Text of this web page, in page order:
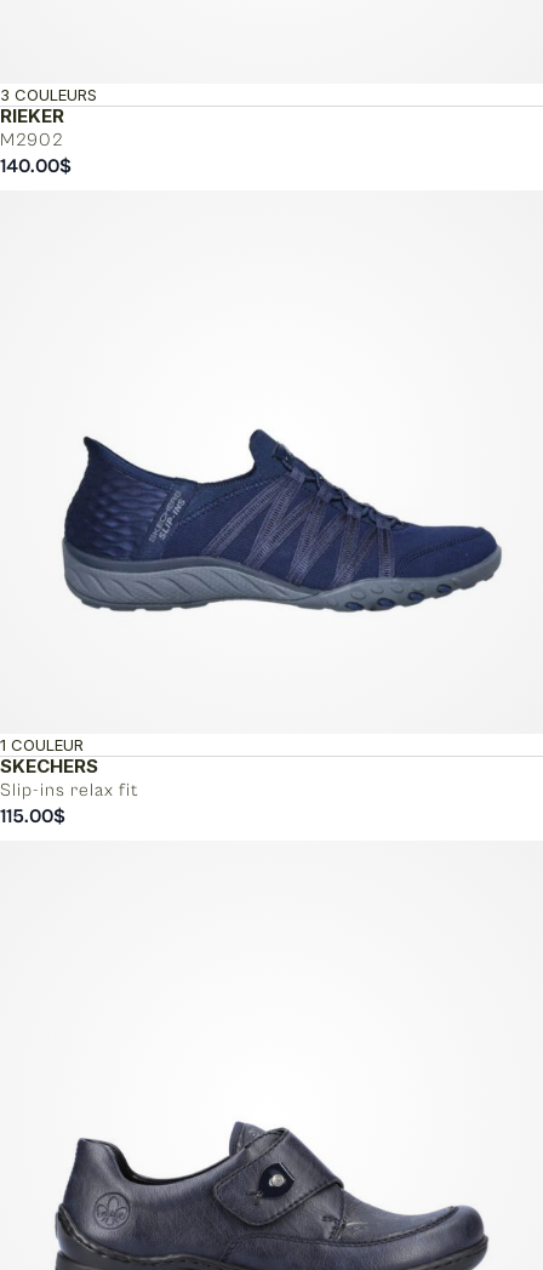
RIEKER
M2902
3 COULEURS
140.00$
SKECHERS
Slip-ins relax fit
1 COULEUR
115.00$